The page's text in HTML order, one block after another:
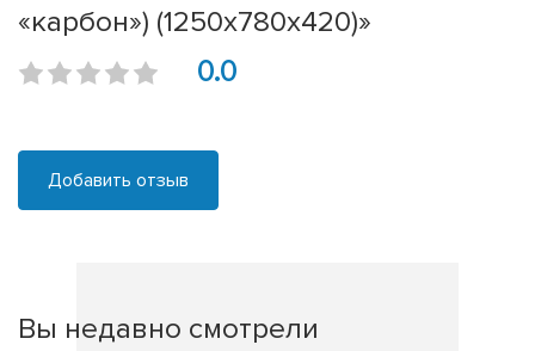
«карбон») (1250х780х420)»
0.0
Добавить отзыв
Вы недавно смотрели